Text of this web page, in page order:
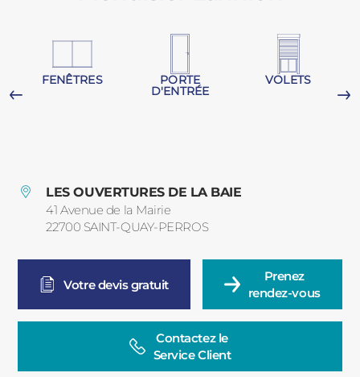
FENÊTRES PORTE
D'ENTRÉE
VOLETS
LES OUVERTURES DE LA BAIE
41 Avenue de la Mairie
22700 SAINT-QUAY-PERROS
Votre devis gratuit
Prenez
rendez-vous
Contactez le
Service Client
PVC
ACIER